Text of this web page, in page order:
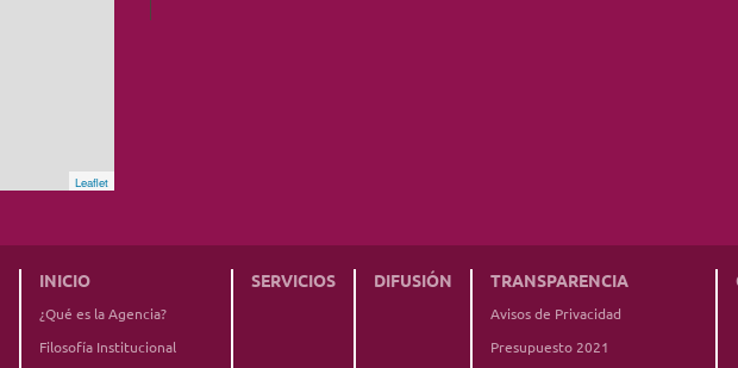
Leaflet
INICIO
¿Qué es la Agencia?
Filosofía Institucional
SERVICIOS DIFUSIÓN TRANSPARENCIA
Avisos de Privacidad
Presupuesto 2021